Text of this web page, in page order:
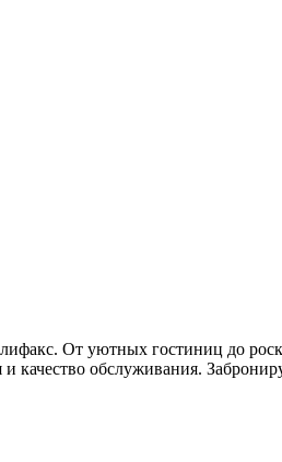
От уютных гостиниц до
обслуживания.